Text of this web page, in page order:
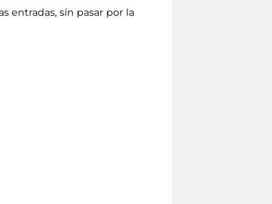
entradas, sín pasar por la